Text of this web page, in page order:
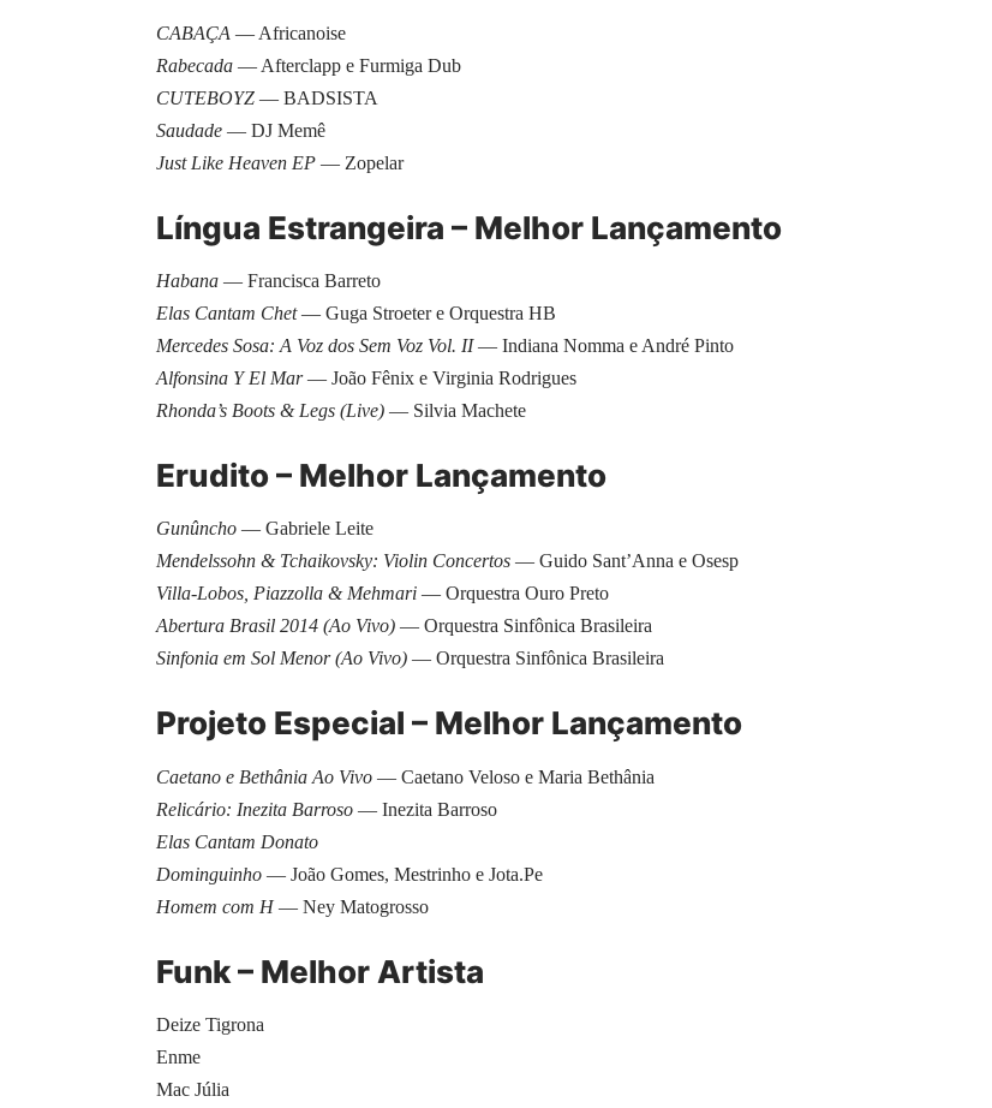
CABAÇA — Africanoise
Rabecada — Afterclapp e Furmiga Dub
CUTEBOYZ — BADSISTA
Saudade — DJ Memê
Just Like Heaven EP — Zopelar
Língua Estrangeira – Melhor Lançamento
Habana — Francisca Barreto
Elas Cantam Chet— Guga Stroeter e Orquestra HB
Mercedes Sosa: A Voz dos Sem Voz Vol. II— Indiana Nomma e André Pinto
Alfonsina Y El Mar— João Fênix e Virginia Rodrigues
Rhonda’s Boots & Legs (Live) — Silvia Machete
Erudito – Melhor Lançamento
Gunûncho — Gabriele Leite
Mendelssohn & Tchaikovsky: Violin Concertos — Guido Sant’Anna e Osesp
Villa-Lobos, Piazzolla & Mehmari — Orquestra Ouro Preto
Abertura Brasil 2014 (Ao Vivo) — Orquestra Sinfônica Brasileira
Sinfonia em Sol Menor (Ao Vivo) — Orquestra Sinfônica Brasileira
Projeto Especial – Melhor Lançamento
Caetano e Bethânia Ao Vivo — Caetano Veloso e Maria Bethânia
Relicário: Inezita Barroso — Inezita Barroso
Elas Cantam Donato
Dominguinho — João Gomes, Mestrinho e Jota.Pe
Homem com H — Ney Matogrosso
Funk – Melhor Artista
Deize Tigrona
Enme
Mac Júlia